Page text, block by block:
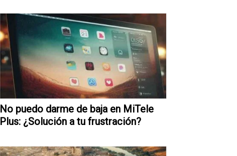
No puedo darme de baja en MiTele
Plus: ¿Solución a tu frustración?